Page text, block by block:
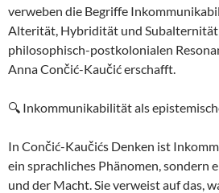
verweben die Begriffe
Alterität, Hybridität und Subalternität
philosophisch-postkolonialen
Anna Cončić-Kaučić erschafft.
🔍 Inkommunikabilität als
In Cončić-Kaučićs Denken ist
ein sprachliches Phänomen, sondern
und der Macht. Sie verweist auf das,